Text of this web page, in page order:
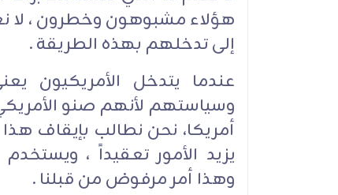
هؤلاء مشبوهون وخطرون ، لا
إلى تدخلهم بهذه الطريقة .
عندما يتدخل الأمريكيون
وسياستهم لأنهم صنو
أمريكا، نحن نطالب بإيقاف
يزيد الأمور تعقيداً ،
وهذا أمر مرفوض من قبلنا .